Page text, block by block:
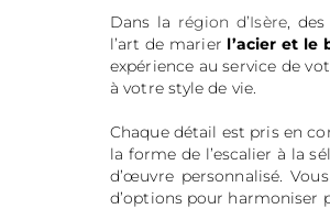
Dans la région d’Isère, des
l’art de marier l’acier et le
expérience au service de
à votre style de vie.
Chaque détail est pris en
la forme de l’escalier à la
d’œuvre personnalisé.
d’options pour harmoniser